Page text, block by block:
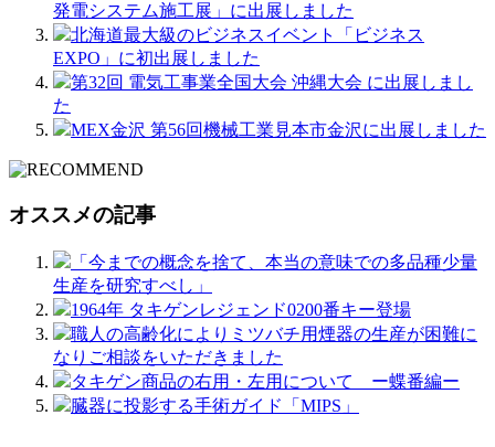
発電システム施工展」に出展しました
北海道最大級のビジネスイベント「ビジネス
EXPO」に初出展しました
第32回 電気工事業全国大会 沖縄大会 に出展しまし
た
MEX金沢 第56回機械工業見本市金沢に出展しました
オススメの記事
「今までの概念を捨て、本当の意味での多品種少量
生産を研究すべし」
1964年 タキゲンレジェンド0200番キー登場
職人の高齢化によりミツバチ用煙器の生産が困難に
なりご相談をいただきました
タキゲン商品の右用・左用について ー蝶番編ー
臓器に投影する手術ガイド「MIPS」